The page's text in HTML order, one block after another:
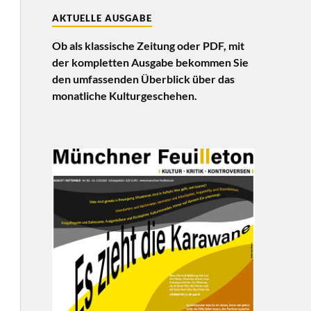
AKTUELLE AUSGABE
Ob als klassische Zeitung oder PDF, mit
der kompletten Ausgabe bekommen Sie
den umfassenden Überblick über das
monatliche Kulturgeschehen.